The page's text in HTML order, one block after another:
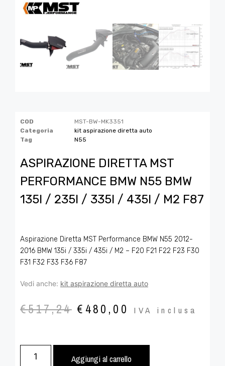
COD
MST-BW-MK3351
Categoria
kit aspirazione diretta auto
Tag
N55
ASPIRAZIONE DIRETTA MST
PERFORMANCE BMW N55 BMW
135I / 235I / 335I / 435I / M2 F87
Aspirazione Diretta MST Performance BMW N55 2012-
2016 BMW 135i / 335i / 435i / M2 – F20 F21 F22 F23 F30
F31 F32 F33 F36 F87
Vedi anche: kit aspirazione diretta auto
€517,24 € 480,00 IVA inclusa
Aggiungi al carrello